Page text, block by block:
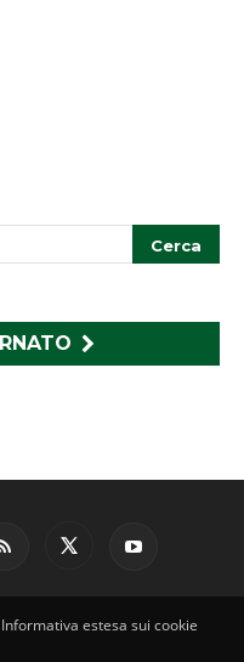
Informativa estesa sui cookie